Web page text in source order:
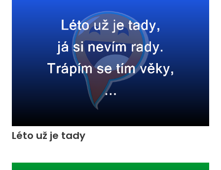
Léto už je tady